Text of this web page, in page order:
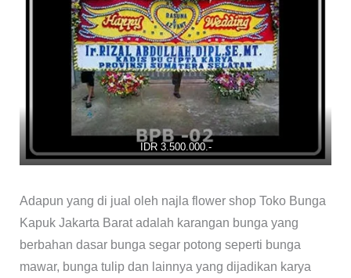
IDR 3.500.000.-
Adapun yang di jual oleh najla flower shop Toko Bunga
Kapuk Jakarta Barat adalah karangan bunga yang
berbahan dasar bunga segar potong seperti bunga
mawar, bunga tulip dan lainnya yang dijadikan karya